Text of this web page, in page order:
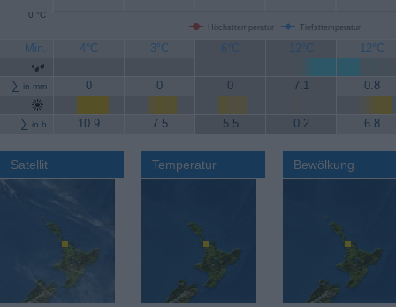
Höchsttemperatur Tiefsttemperatur
0 °C
Min. 4°C 3°C 6°C 12°C 12°C
∑ in mm 0 0 0 7.1 0.8
∑ in h 10.9 7.5 5.5 0.2 6.8
Satellit Temperatur Bewölkung